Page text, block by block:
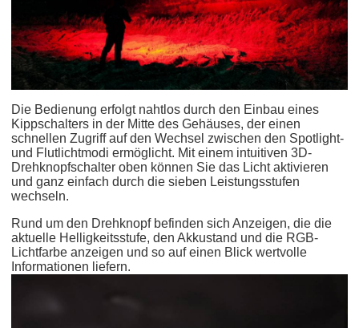
Die Bedienung erfolgt nahtlos durch den Einbau eines
Kippschalters in der Mitte des Gehäuses, der einen
schnellen Zugriff auf den Wechsel zwischen den Spotlight-
und Flutlichtmodi ermöglicht. Mit einem intuitiven 3D-
Drehknopfschalter oben können Sie das Licht aktivieren
und ganz einfach durch die sieben Leistungsstufen
wechseln.
Rund um den Drehknopf befinden sich Anzeigen, die die
aktuelle Helligkeitsstufe, den Akkustand und die RGB-
Lichtfarbe anzeigen und so auf einen Blick wertvolle
Informationen liefern.